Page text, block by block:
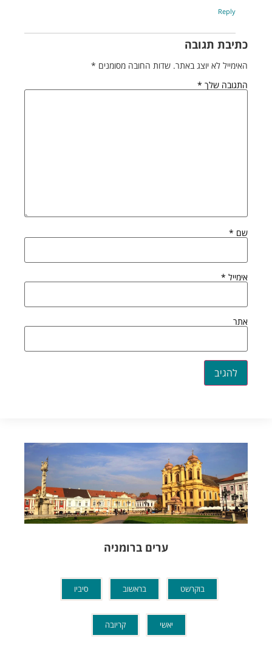
Reply
כתיבת תגובה
האימייל לא יוצג באתר. שדות החובה מסומנים *
התגובה שלך *
שם *
אימייל *
אתר
ערים ברומניה
בוקרשט בראשוב סיביו
יאשי קריובה